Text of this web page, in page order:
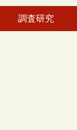
調査研究